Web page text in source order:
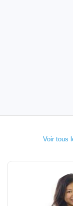
Voir tous